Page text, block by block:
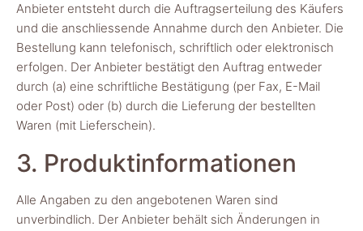
Anbieter entsteht durch die Auftragserteilung des Käufers
und die anschliessende Annahme durch den Anbieter. Die
Bestellung kann telefonisch, schriftlich oder elektronisch
erfolgen. Der Anbieter bestätigt den Auftrag entweder
durch (a) eine schriftliche Bestätigung (per Fax, E-Mail
oder Post) oder (b) durch die Lieferung der bestellten
Waren (mit Lieferschein).
3. Produktinformationen
Alle Angaben zu den angebotenen Waren sind
unverbindlich. Der Anbieter behält sich Änderungen in